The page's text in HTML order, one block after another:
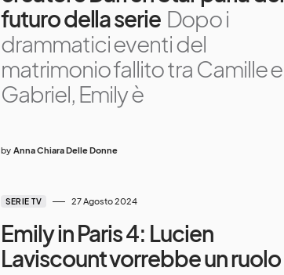
futuro della serie Dopo i
drammatici eventi del
matrimonio fallito tra Camille e
Gabriel, Emily è
by Anna Chiara Delle Donne
SERIE TV 27 Agosto 2024
Emily in Paris 4: Lucien
Laviscount vorrebbe un ruolo